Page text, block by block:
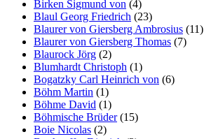
Birken Sigmund von (4)
Blaul Georg Friedrich (23)
Blaurer von Giersberg Ambrosius (11)
Blaurer von Giersberg Thomas (7)
Blaurock Jörg (2)
Blumhardt Christoph (1)
Bogatzky Carl Heinrich von (6)
Böhm Martin (1)
Böhme David (1)
Böhmische Brüder(15)
Boie Nicolas (2)